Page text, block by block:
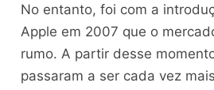
No entanto, foi com a
Apple em 2007 que o
rumo. A partir desse
passaram a ser cada vez